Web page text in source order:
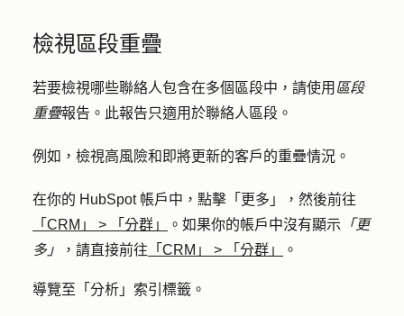
檢視區段重疊
若要檢視哪些聯絡人包含在多個區段中，請使用 區段
重疊報告。此報告只適用於聯絡人區段。
例如，檢視高風險和即將更新的客戶的重疊情況。
在你的 HubSpot 帳戶中，點擊 「更多」
，然後前往
「CRM」
> 「分群」 。如果你的帳戶中沒有顯示 「更
多」
，請直接前往 「CRM」 > 「分群」 。
導覽至「 分析 」索引標籤。